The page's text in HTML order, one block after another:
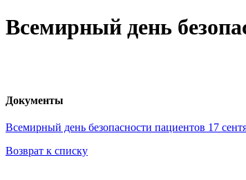
Всемирный день
Документы
Всемирный день безопасности пациентов 17
Возврат к списку